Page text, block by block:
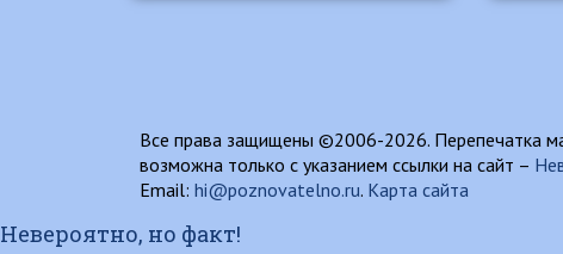
Все права защищены ©2006-2026. Перепечатка
возможна только с указанием ссылки на сайт –
Email: hi@poznovatelno.ru. Карта сайта
Невероятно, но факт!